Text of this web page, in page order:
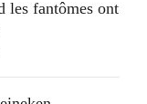
les fantômes ont